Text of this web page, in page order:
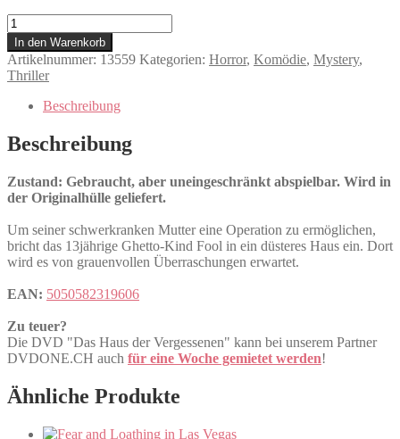
Das
Haus
der
Vergessenen
Menge
In den Warenkorb
Artikelnummer: 13559 Kategorien: Horror, Komödie, Mystery,
Thriller
Beschreibung
Beschreibung
Zustand: Gebraucht, aber uneingeschränkt abspielbar. Wird in
der Originalhülle geliefert.
Um seiner schwerkranken Mutter eine Operation zu ermöglichen,
bricht das 13jährige Ghetto-Kind Fool in ein düsteres Haus ein. Dort
wird es von grauenvollen Überraschungen erwartet.
EAN: 5050582319606
Zu teuer?
Die DVD "Das Haus der Vergessenen" kann bei unserem Partner
DVDONE.CH auch für eine Woche gemietet werden!
Ähnliche Produkte